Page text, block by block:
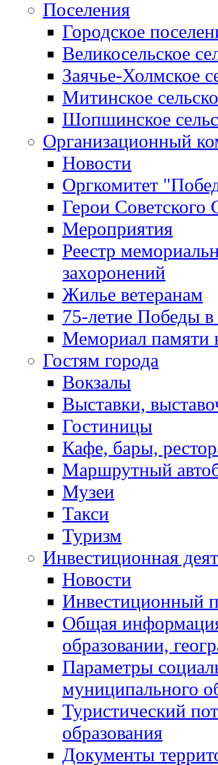
Поселения
Городское
Великосельское
Заячье-Холмское
Митинское
Шопшинское
Организационный
Новости
Оргкомитет
Герои Советского
Мероприятия
Реестр
захоронений
Жилье ветеранам
75-летие Победы
Мемориал памяти
Гостям города
Вокзалы
Выставки,
Гостиницы
Кафе, бары,
Маршрутный
Музеи
Такси
Туризм
Инвестиционная
Новости
Инвестиционный
Общая
образовании,
Параметры
муниципального
Туристический
образования
Документы